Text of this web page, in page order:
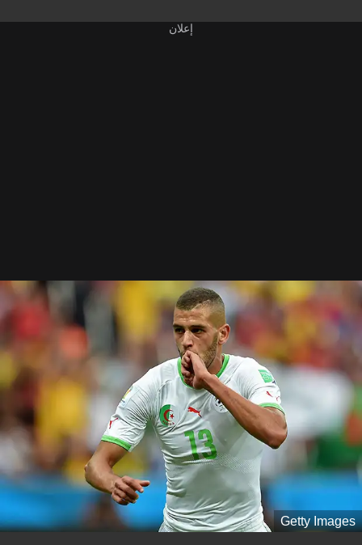
Getty Images